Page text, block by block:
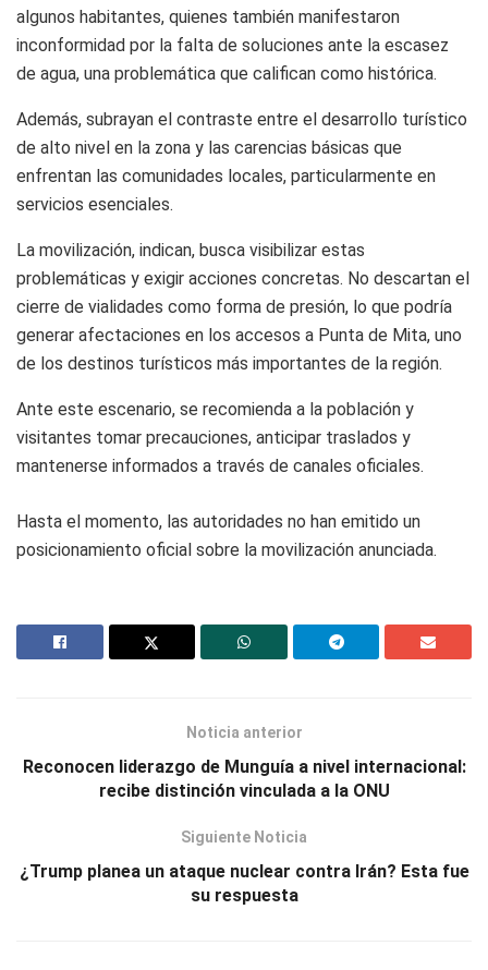
algunos habitantes, quienes también manifestaron
inconformidad por la falta de soluciones ante la escasez
de agua, una problemática que califican como histórica.
Además, subrayan el contraste entre el desarrollo turístico
de alto nivel en la zona y las carencias básicas que
enfrentan las comunidades locales, particularmente en
servicios esenciales.
La movilización, indican, busca visibilizar estas
problemáticas y exigir acciones concretas. No descartan el
cierre de vialidades como forma de presión, lo que podría
generar afectaciones en los accesos a Punta de Mita, uno
de los destinos turísticos más importantes de la región.
Ante este escenario, se recomienda a la población y
visitantes tomar precauciones, anticipar traslados y
mantenerse informados a través de canales oficiales.
Hasta el momento, las autoridades no han emitido un
posicionamiento oficial sobre la movilización anunciada.
Noticia anterior
Reconocen liderazgo de Munguía a nivel internacional:
recibe distinción vinculada a la ONU
Siguiente Noticia
¿Trump planea un ataque nuclear contra Irán? Esta fue
su respuesta